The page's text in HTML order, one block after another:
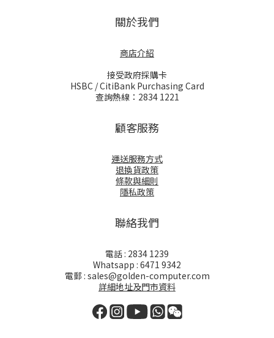
關於我們
商店介紹
接受政府採購卡
HSBC / CitiBank Purchasing Card
查詢熱線：2834 1221
顧客服務
運送服務方式
退換貨政策
條款與細則
隱私政策
聯絡我們
電話 : 2834 1239
Whatsapp : 6471 9342
電郵 : sales@golden-computer.com
詳細地址及門市資料